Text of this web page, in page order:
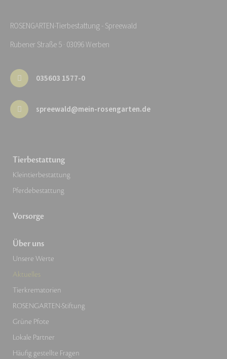
ROSENGARTEN-Tierbestattung - Spreewald
Rubener Straße 5 · 03096 Werben
035603 1577-0
spreewald@mein-rosengarten.de
Tierbestattung
Kleintierbestattung
Pferdebestattung
Vorsorge
Über uns
Unsere Werte
Aktuelles
Tierkrematorien
ROSENGARTEN-Stiftung
Grüne Pfote
Lokale Partner
Häufig gestellte Fragen